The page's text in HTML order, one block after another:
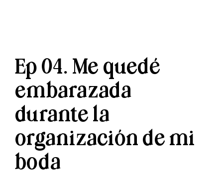
Ep 04. Me quedé
embarazada
durante la
organización de mi
boda